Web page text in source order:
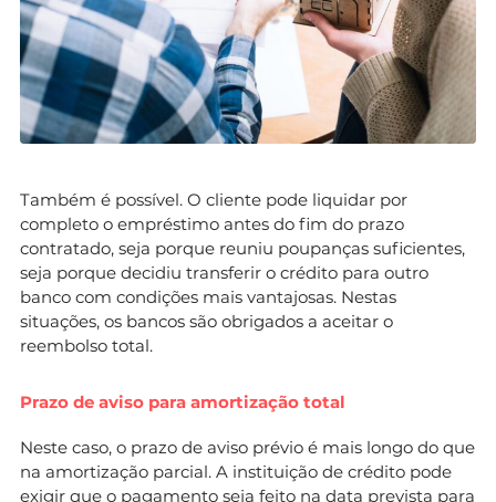
Também é possível. O cliente pode liquidar por
completo o empréstimo antes do fim do prazo
contratado, seja porque reuniu poupanças suficientes,
seja porque decidiu transferir o crédito para outro
banco com condições mais vantajosas. Nestas
situações, os bancos são obrigados a aceitar o
reembolso total.
Prazo de aviso para amortização total
Neste caso, o prazo de aviso prévio é mais longo do que
na amortização parcial. A instituição de crédito pode
exigir que o pagamento seja feito na data prevista para